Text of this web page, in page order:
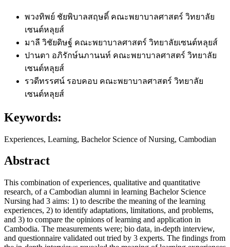
พวงทิพย์ ชัยพิบาลสฤษดิ์ คณะพยาบาลศาสตร์ วิทยาลัย
เซนต์หลุยส์
มาลี วิชัยดิษฐ์ คณะพยาบาลศาสตร์ วิทยาลัยเซนต์หลุยส์
ปานตา อภิรักษ์นภานนท์ คณะพยาบาลศาสตร์ วิทยาลัย
เซนต์หลุยส์
รวดีทรรศน์ รอบคอบ คณะพยาบาลศาสตร์ วิทยาลัย
เซนต์หลุยส์
Keywords:
Experiences, Learning, Bachelor Science of Nursing, Cambodian
Abstract
This combination of experiences, qualitative and quantitative
research, of a Cambodian alumni in learning Bachelor Science
Nursing had 3 aims: 1) to describe the meaning of the learning
experiences, 2) to identify adaptations, limitations, and problems,
and 3) to compare the opinions of learning and application in
Cambodia. The measurements were; bio data, in-depth interview,
and questionnaire validated out tried by 3 experts. The findings from